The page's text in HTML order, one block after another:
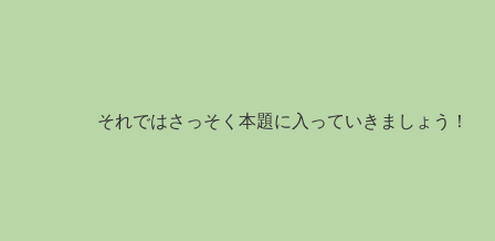
それではさっそく本題に入っていきましょう！